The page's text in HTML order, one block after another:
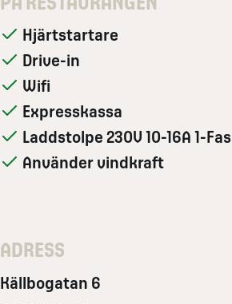
PÅ RESTAURANGEN
Hjärtstartare
Drive-in
Wifi
Expresskassa
Laddstolpe 230V 10-16A 1-Fas
Använder vindkraft
ADRESS
Källbogatan 6